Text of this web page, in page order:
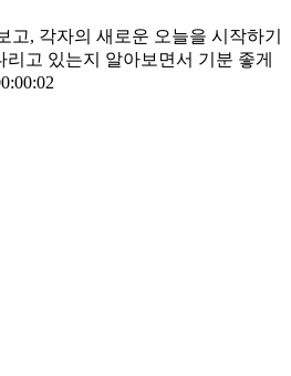
고, 각자의 새로운 오늘을 시작하기
리고 있는지 알아보면서 기분 좋게